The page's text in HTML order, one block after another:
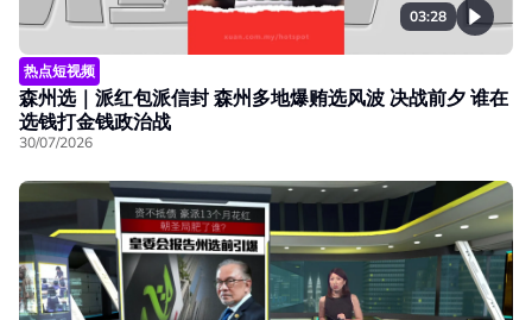
03:28
热点短视频
森州选｜派红包派信封 森州多地爆贿选风波 决战前夕 谁在
选钱打金钱政治战
30/07/2026